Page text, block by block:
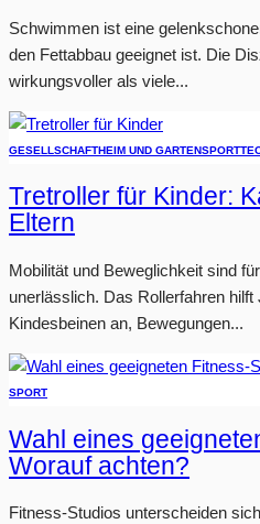
Schwimmen ist eine
den Fettabbau geeignet ist. Die
wirkungsvoller als viele...
GESELLSCHAFTHEIM UND GARTENSPORT
Tretroller für Kinder:
Eltern
Mobilität und Beweglichkeit sind
unerlässlich. Das Rollerfahren
Kindesbeinen an, Bewegungen...
SPORT
Wahl eines
Worauf achten?
Fitness-Studios unterscheiden